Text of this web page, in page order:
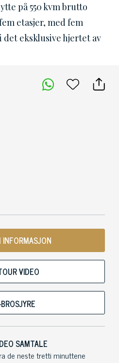
på 550 kvm brutto
etasjer, med fem
det eksklusive hjertet av
VIDEO
SAMTALE
de neste tretti minuttene